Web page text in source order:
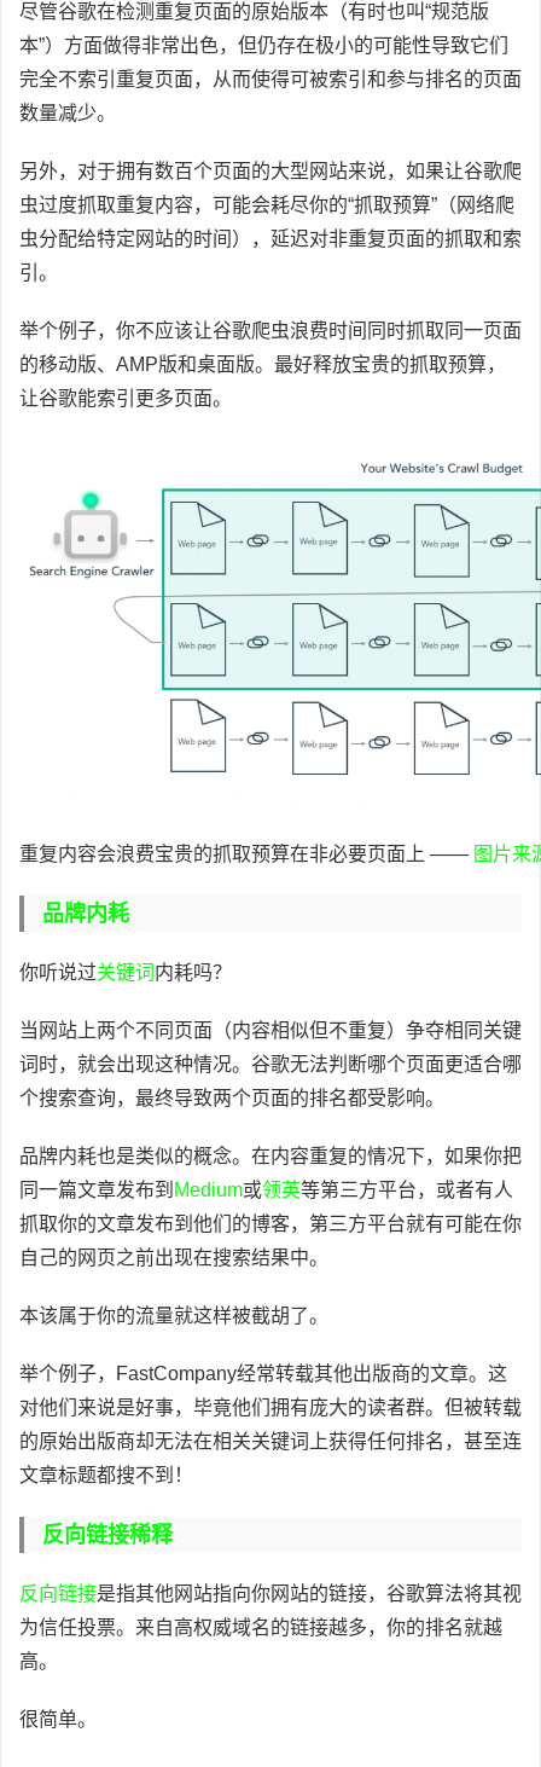
尽管谷歌在检测重复页面的原始版本（有时也叫“规范版
本”）方面做得非常出色，但仍存在极小的可能性导致它们
完全不索引重复页面，从而使得可被索引和参与排名的页面
数量减少。
另外，对于拥有数百个页面的大型网站来说，如果让谷歌爬
虫过度抓取重复内容，可能会耗尽你的“抓取预算”（网络爬
虫分配给特定网站的时间），延迟对非重复页面的抓取和索
引。
举个例子，你不应该让谷歌爬虫浪费时间同时抓取同一页面
的移动版、AMP版和桌面版。最好释放宝贵的抓取预算，
让谷歌能索引更多页面。
重复内容会浪费宝贵的抓取预算在非必要页面上 —— 图片来
品牌内耗
你听说过关键词 内耗吗？
当网站上两个不同页面（内容相似但不重复）争夺相同关键
词时，就会出现这种情况。谷歌无法判断哪个页面更适合哪
个搜索查询，最终导致两个页面的排名都受影响。
品牌内耗也是类似的概念。在内容重复的情况下，如果你把
同一篇文章发布到 Medium或领英等第三方平台，或者有人
抓取你的文章发布到他们的博客，第三方平台就有可能在你
自己的网页之前出现在搜索结果中。
本该属于你的流量就这样被截胡了。
举个例子，FastCompany经常转载其他出版商的文章。这
对他们来说是好事，毕竟他们拥有庞大的读者群。但被转载
的原始出版商却无法在相关关键词上获得任何排名，甚至连
文章标题都搜不到！
反向链接稀释
反向链接是指其他网站指向你网站的链接，谷歌算法将其视
为信任投票。来自高权威域名的链接越多，你的排名就越
高。
很简单。